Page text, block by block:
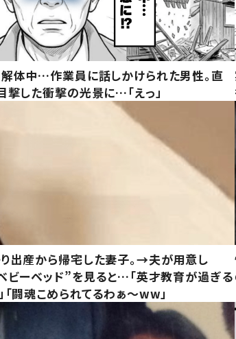
体中…作業員に話しかけられた男性。直
撃した衝撃の光景に…「えっ」
出産から帰宅した妻子。→夫が用意し
ビーベッド”を見ると…「英才教育が過ぎる
「闘魂こめられてるわぁ～ww」